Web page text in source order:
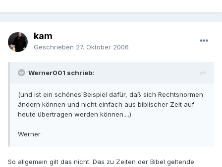
kam
Geschrieben 27. Oktober 2006
Werner001 schrieb:
(und ist ein schönes Beispiel dafür, daß sich Rechtsnormen
ändern können und nicht einfach aus biblischer Zeit auf
heute übertragen werden können....)
Werner
So allgemein gilt das nicht. Das zu Zeiten der Bibel geltende